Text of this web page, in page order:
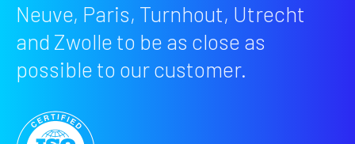
Neuve, Paris, Turnhout, Utrecht
and Zwolle to be as close as
possible to our customer.